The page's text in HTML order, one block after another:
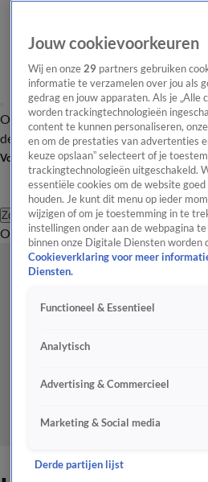
OverzichtAfleveringen Entertainment
de redactieNieuwsbrief
Volg Shownieuws
Zoeken
OverzichtEntertainment
Jouw cookievoorkeuren
Wij en onze 29 partners gebruiken
informatie te verzamelen over jou als
gedrag en jouw apparaten. Als je „Alle
worden trackingtechnologieën
content te kunnen personaliseren,
en om de prestaties van advertenties
keuze opslaan” selecteert of je
trackingtechnologieën uitgeschakeld.
essentiële cookies om de website
houden. Je kunt dit menu op ieder
wijzigen of om je toestemming in te
instellingen onder aan de webpagina
binnen onze Digitale Diensten worden
Cookieverklaring voor meer
Diensten.
Functioneel & Essentieel
Analytisch
Advertising & Commercieel
Marketing & Social media
Derde partijen lijst